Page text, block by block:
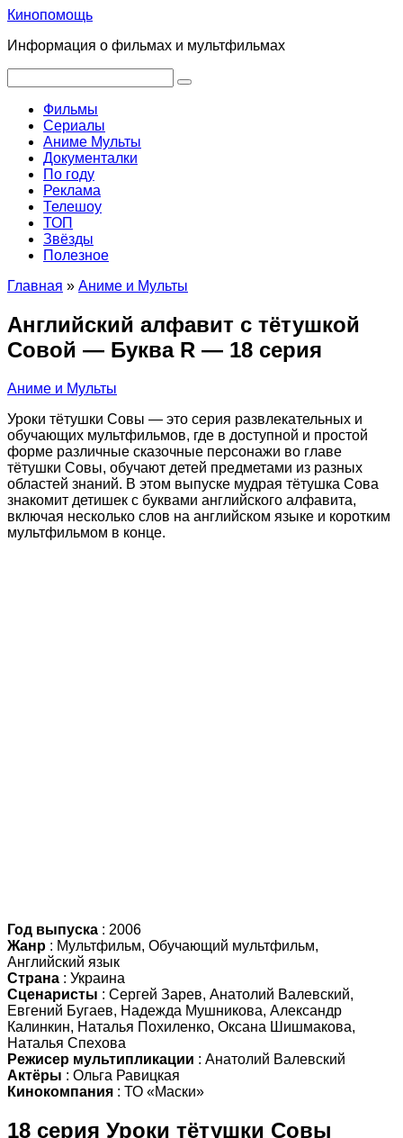
Перейти
контенту
Кинопомощь
Информация о фильмах и мультфильмах
Фильмы
Сериалы
Аниме Мульты
Документалки
По году
Реклама
Телешоу
ТОП
Звёзды
Полезное
Главная » Аниме и Мульты
Английский алфавит с тётушкой
Совой — Буква R — 18 серия
Аниме и Мульты
Уроки тётушки Совы — это серия развлекательных и
обучающих мультфильмов, где в доступной и простой
форме различные сказочные персонажи во главе
тётушки Совы, обучают детей предметами из разных
областей знаний. В этом выпуске мудрая тётушка Сова
знакомит детишек с буквами английского алфавита,
включая несколько слов на английском языке и коротким
мультфильмом в конце.
Год выпуска : 2006
Жанр : Мультфильм, Обучающий мультфильм,
Английский язык
Страна : Украина
Сценаристы : Сергей Зарев, Анатолий Валевский,
Евгений Бугаев, Надежда Мушникова, Александр
Калинкин, Наталья Похиленко, Оксана Шишмакова,
Наталья Спехова
Режисер мультипликации : Анатолий Валевский
Актёры : Ольга Равицкая
Кинокомпания : ТО «Маски»
18 серия Уроки тётушки Совы